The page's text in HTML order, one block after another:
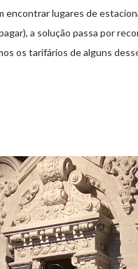
encontrar lugares de
a solução passa por
os tarifários de alguns
do centro da cidade
da Estação Viana
20:00 (DIAS ÚTEIS)